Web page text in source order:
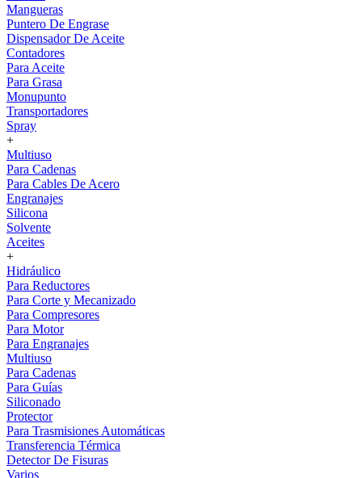
Mangueras
Puntero De Engrase
Dispensador De Aceite
Contadores
Para Aceite
Para Grasa
Monupunto
Transportadores
Spray
+
Multiuso
Para Cadenas
Para Cables De Acero
Engranajes
Silicona
Solvente
Aceites
+
Hidráulico
Para Reductores
Para Corte y Mecanizado
Para Compresores
Para Motor
Para Engranajes
Multiuso
Para Cadenas
Para Guías
Siliconado
Protector
Para Trasmisiones Automáticas
Transferencia Térmica
Detector De Fisuras
Varios